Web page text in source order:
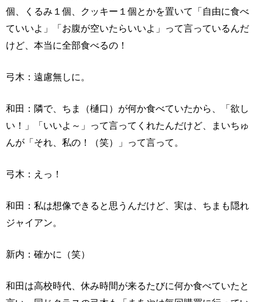
個、くるみ１個、クッキー１個とかを置いて「自由に食べ
ていいよ」「お腹が空いたらいいよ」って言っているんだ
けど、本当に全部食べるの！
弓木：遠慮無しに。
和田：隣で、ちま（樋口）が何か食べていたから、「欲し
い！」「いいよ～」って言ってくれたんだけど、まいちゅ
んが「それ、私の！（笑）」って言って。
弓木：えっ！
和田：私は想像できると思うんだけど、実は、ちまも隠れ
ジャイアン。
新内：確かに（笑）
和田は高校時代、休み時間が来るたびに何か食べていたと